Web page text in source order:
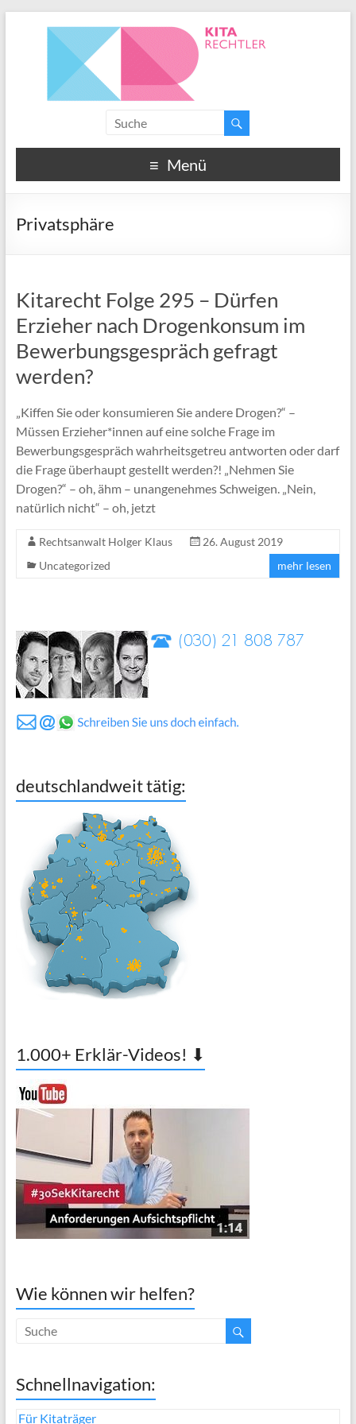
Menü
Privatsphäre
Kitarecht Folge 295 – Dürfen
Erzieher nach Drogenkonsum im
Bewerbungsgespräch gefragt
werden?
„Kiffen Sie oder konsumieren Sie andere Drogen?“ –
Müssen Erzieher*innen auf eine solche Frage im
Bewerbungsgespräch wahrheitsgetreu antworten oder darf
die Frage überhaupt gestellt werden?! „Nehmen Sie
Drogen?“ – oh, ähm – unangenehmes Schweigen. „Nein,
natürlich nicht“ – oh, jetzt
Rechtsanwalt Holger Klaus
26. August 2019
Uncategorized
mehr lesen
deutschlandweit tätig:
1.000+ Erklär-Videos! ⬇
Wie können wir helfen?
Schnellnavigation:
Für Kitaträger